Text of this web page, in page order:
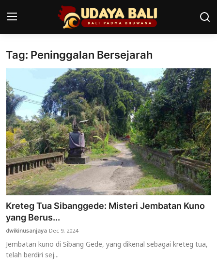
Home
Pura
Desa Adat
Tradisi
Kearifan lokal
Alam Bali
Seni
Kisah
Usadha
Indonesia
Tag: Peninggalan Bersejarah
Kreteg Tua Sibanggede: Misteri Jembatan Kuno
yang Berus...
dwikinusanjaya Dec 9, 2024
Jembatan kuno di Sibang Gede, yang dikenal sebagai kreteg tua,
telah berdiri sej...